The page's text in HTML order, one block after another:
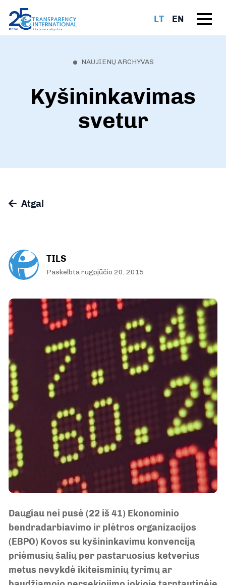
LT EN
NAUJIENŲ ARCHYVAS
Kyšininkavimas
svetur
Atgal
TILS
Paskelbta rugpjūčio 20, 2015
Daugiau nei pusė (22 iš 41) Ekonominio
bendradarbiavimo ir plėtros organizacijos
(EBPO) Kovos su kyšininkavimu konvenciją
priėmusių šalių per pastaruosius ketverius
metus nevykdė ikiteisminių tyrimų ar